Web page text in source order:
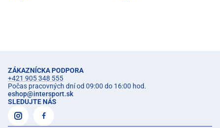
ZÁKAZNÍCKA PODPORA
+421 905 348 555
Počas pracovných dní od 09:00 do 16:00 hod.
eshop@intersport.sk
SLEDUJTE NÁS